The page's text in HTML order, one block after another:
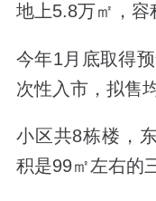
地上5.8万㎡，容
今年1月底取得
次性入市，拟售
小区共8栋楼，
积是99㎡左右的